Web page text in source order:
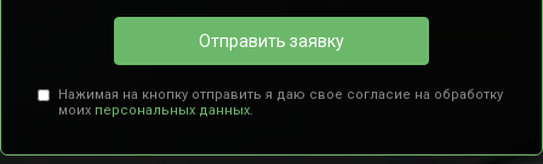
Отправить заявку
Нажимая на кнопку отправить я даю свое согласие на обработку
моих персональных данных.